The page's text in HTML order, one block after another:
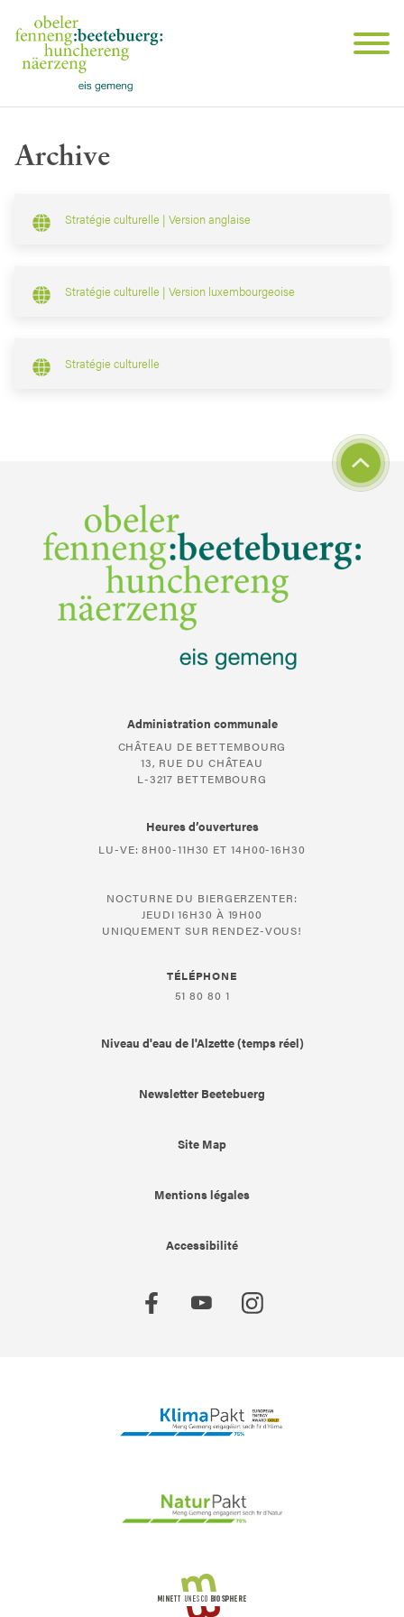
Archive
Stratégie culturelle | Version anglaise
Stratégie culturelle | Version luxembourgeoise
Stratégie culturelle
Administration communale
CHÂTEAU DE BETTEMBOURG
13, RUE DU CHÂTEAU
L-3217 BETTEMBOURG
Heures d’ouvertures
LU-VE: 8H00-11H30 ET 14H00-16H30
NOCTURNE DU BIERGERZENTER:
JEUDI 16H30 À 19H00
UNIQUEMENT SUR RENDEZ-VOUS!
TÉLÉPHONE
51 80 80 1
Niveau d'eau de l'Alzette (temps réel)
Newsletter Beetebuerg
Site Map
Mentions légales
Accessibilité